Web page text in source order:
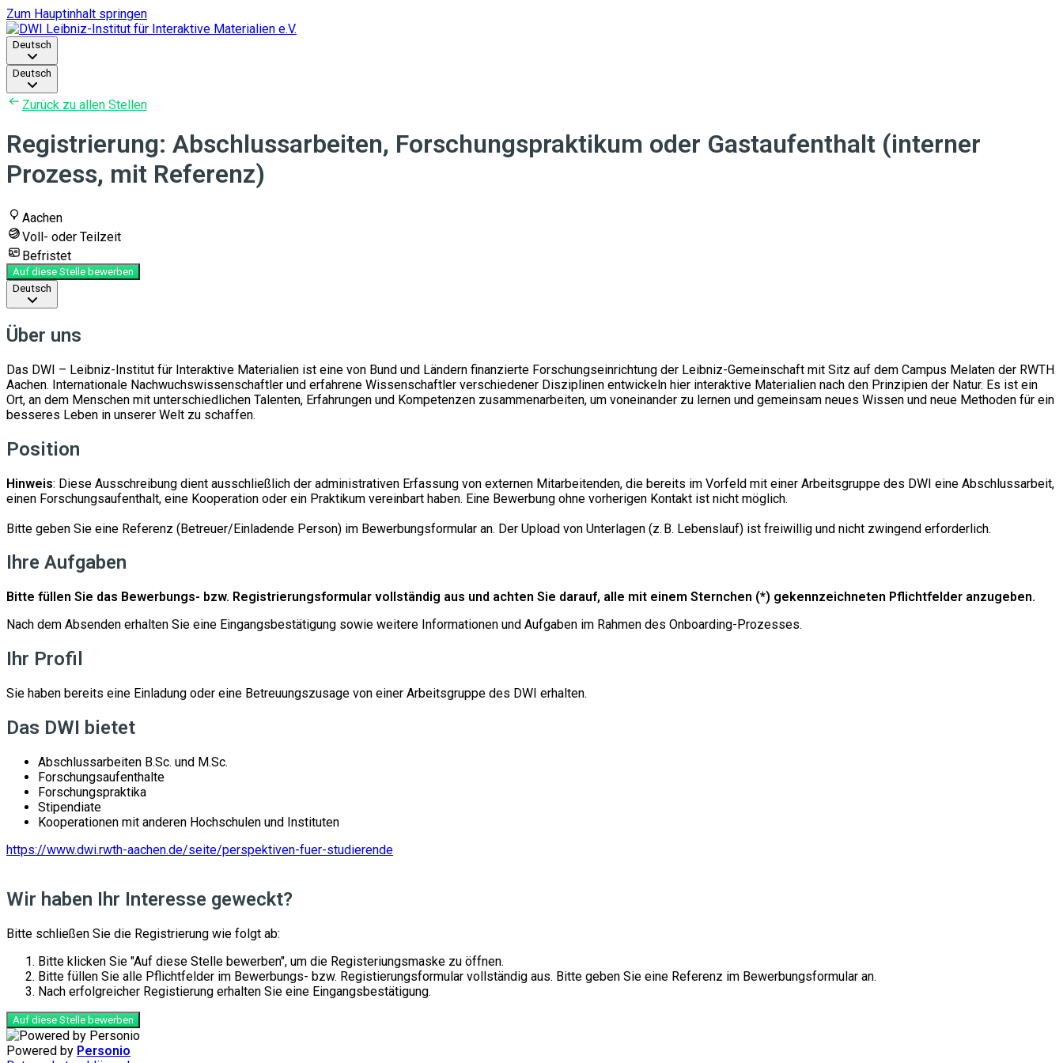
Zum Hauptinhalt springen
Deutsch
Deutsch
Zurück zu allen Stellen
Registrierung: Abschlussarbeiten, Forschungspraktikum oder Gastaufenthalt (interner
Prozess, mit Referenz)
Aachen
Voll- oder Teilzeit
Befristet
Auf diese Stelle bewerben
Deutsch
Über uns
Das DWI – Leibniz-Institut für Interaktive Materialien ist eine von Bund und Ländern finanzierte Forschungseinrichtung der Leibniz-Gemeinschaft mit Sitz auf dem Campus Melaten der RWTH
Aachen. Internationale Nachwuchswissenschaftler und erfahrene Wissenschaftler verschiedener Disziplinen entwickeln hier interaktive Materialien nach den Prinzipien der Natur. Es ist ein
Ort, an dem Menschen mit unterschiedlichen Talenten, Erfahrungen und Kompetenzen zusammenarbeiten, um voneinander zu lernen und gemeinsam neues Wissen und neue Methoden für ein
besseres Leben in unserer Welt zu schaffen.
Position
Hinweis: Diese Ausschreibung dient ausschließlich der administrativen Erfassung von externen Mitarbeitenden, die bereits im Vorfeld mit einer Arbeitsgruppe des DWI eine Abschlussarbeit,
einen Forschungsaufenthalt, eine Kooperation oder ein Praktikum vereinbart haben. Eine Bewerbung ohne vorherigen Kontakt ist nicht möglich.
Bitte geben Sie eine Referenz (Betreuer/Einladende Person) im Bewerbungsformular an. Der Upload von Unterlagen (z. B. Lebenslauf) ist freiwillig und nicht zwingend erforderlich.
Ihre Aufgaben
Bitte füllen Sie das Bewerbungs- bzw. Registrierungsformular vollständig aus und achten Sie darauf, alle mit einem Sternchen (*) gekennzeichneten Pflichtfelder anzugeben.
Nach dem Absenden erhalten Sie eine Eingangsbestätigung sowie weitere Informationen und Aufgaben im Rahmen des Onboarding-Prozesses.
Ihr Profil
Sie haben bereits eine Einladung oder eine Betreuungszusage von einer Arbeitsgruppe des DWI erhalten.
Das DWI bietet
Abschlussarbeiten B.Sc. und M.Sc.
Forschungsaufenthalte
Forschungspraktika
Stipendiate
Kooperationen mit anderen Hochschulen und Instituten
https://www.dwi.rwth-aachen.de/seite/perspektiven-fuer-studierende
Wir haben Ihr Interesse geweckt?
Bitte schließen Sie die Registrierung wie folgt ab:
Bitte klicken Sie "Auf diese Stelle bewerben", um die Registeriungsmaske zu öffnen.
Bitte füllen Sie alle Pflichtfelder im Bewerbungs- bzw. Registierungsformular vollständig aus. Bitte geben Sie eine Referenz im Bewerbungsformular an.
Nach erfolgreicher Registierung erhalten Sie eine Eingangsbestätigung.
Auf diese Stelle bewerben
Powered by Personio